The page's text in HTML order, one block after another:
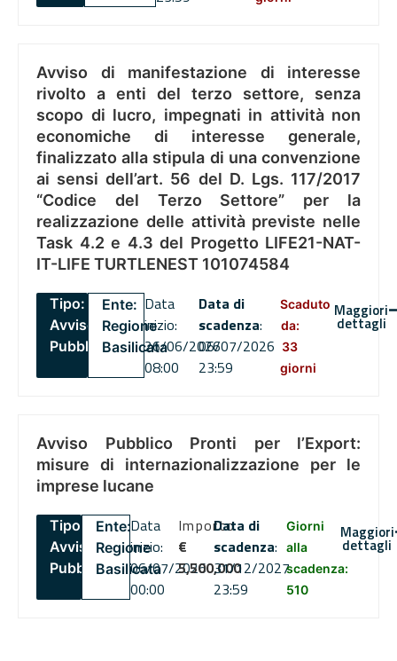
Avviso di manifestazione di interesse
rivolto a enti del terzo settore, senza
scopo di lucro, impegnati in attività non
economiche di interesse generale,
finalizzato alla stipula di una convenzione
ai sensi dell’art. 56 del D. Lgs. 117/2017
“Codice del Terzo Settore” per la
realizzazione delle attività previste nelle
Task 4.2 e 4.3 del Progetto LIFE21-NAT-
IT-LIFE TURTLENEST 101074584
Tipo:
Avviso
Pubblico
Ente:
Regione
Basilicata
Data
inizio:
26/06/2026
08:00
Data di
scadenza:
06/07/2026
23:59
Scaduto
da:
33
giorni
Maggiori
dettagli
Avviso Pubblico Pronti per l’Export:
misure di internazionalizzazione per le
imprese lucane
Tipo:
Avviso
Pubblico
Ente:
Regione
Basilicata
Data
inizio:
06/07/2026
00:00
Importo
€
5,500,000
Data di
scadenza:
31/12/2027
23:59
Giorni
alla
scadenza:
510
Maggiori
dettagli